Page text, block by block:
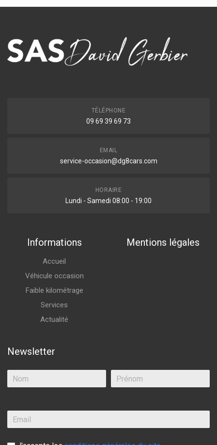
TÉLÉPHONE
09 69 39 69 73
EMAIL
service-occasion@dg8cars.com
HORAIRE
Lundi - Samedi 08:00 - 19:00
Informations
Accueil
Véhicule occasion
Faible kilométrage
Services
Actualité
Mentions légales
Newsletter